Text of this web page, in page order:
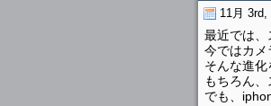
11月 3rd,
最近では、
今ではカメ
そんな進化
もちろん
でも、